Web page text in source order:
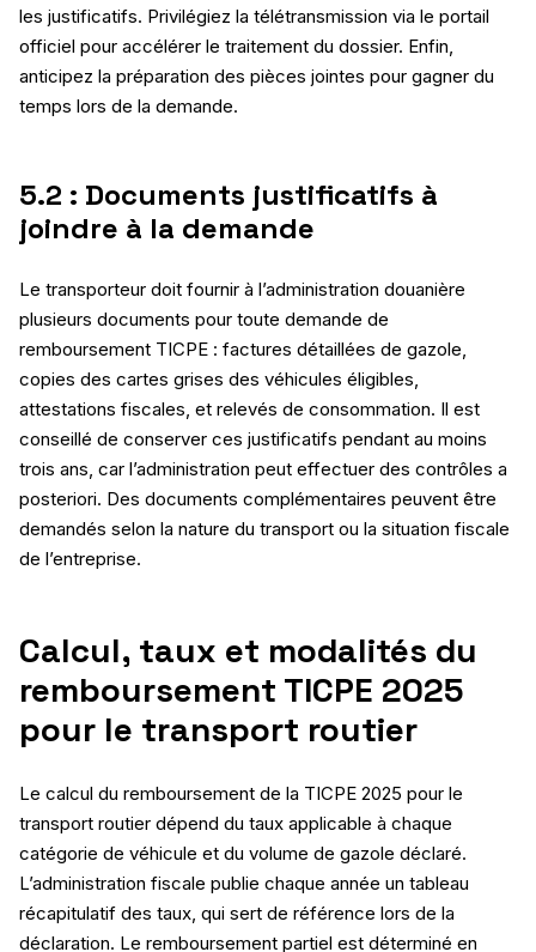
les justificatifs. Privilégiez la télétransmission via le portail
officiel pour accélérer le traitement du dossier. Enfin,
anticipez la préparation des pièces jointes pour gagner du
temps lors de la demande.
5.2 : Documents justificatifs à
joindre à la demande
Le transporteur doit fournir à l’administration douanière
plusieurs documents pour toute demande de
remboursement TICPE : factures détaillées de gazole,
copies des cartes grises des véhicules éligibles,
attestations fiscales, et relevés de consommation. Il est
conseillé de conserver ces justificatifs pendant au moins
trois ans, car l’administration peut effectuer des contrôles a
posteriori. Des documents complémentaires peuvent être
demandés selon la nature du transport ou la situation fiscale
de l’entreprise.
Calcul, taux et modalités du
remboursement TICPE 2025
pour le transport routier
Le calcul du remboursement de la TICPE 2025 pour le
transport routier dépend du taux applicable à chaque
catégorie de véhicule et du volume de gazole déclaré.
L’administration fiscale publie chaque année un tableau
récapitulatif des taux, qui sert de référence lors de la
déclaration. Le remboursement partiel est déterminé en